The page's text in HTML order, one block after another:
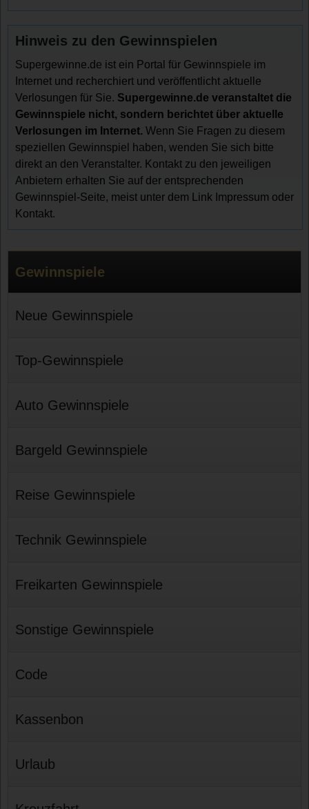
Hinweis zu den Gewinnspielen
Supergewinne.de ist ein Portal für Gewinnspiele im
Internet und recherchiert und veröffentlicht aktuelle
Verlosungen für Sie. Supergewinne.de veranstaltet die
Gewinnspiele nicht, sondern berichtet über aktuelle
Verlosungen im Internet. Wenn Sie Fragen zu diesem
speziellen Gewinnspiel haben, wenden Sie sich bitte
direkt an den Veranstalter. Kontakt zu den jeweiligen
Anbietern erhalten Sie auf der entsprechenden
Gewinnspiel-Seite, meist unter dem Link Impressum oder
Kontakt.
Gewinnspiele
Neue Gewinnspiele
Top-Gewinnspiele
Auto Gewinnspiele
Bargeld Gewinnspiele
Reise Gewinnspiele
Technik Gewinnspiele
Freikarten Gewinnspiele
Sonstige Gewinnspiele
Code
Kassenbon
Urlaub